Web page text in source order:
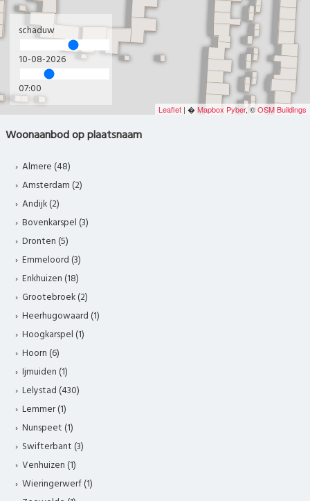
Leaflet | �Mapbox Pyber, ©OSM Buildings
schaduw
10-08-2026
07:00
Woonaanbod op plaatsnaam
Almere (48)
Amsterdam (2)
Andijk (2)
Bovenkarspel (3)
Dronten (5)
Emmeloord (3)
Enkhuizen (18)
Grootebroek (2)
Heerhugowaard (1)
Hoogkarspel (1)
Hoorn (6)
Ijmuiden (1)
Lelystad (430)
Lemmer (1)
Nunspeet (1)
Swifterbant (3)
Venhuizen (1)
Wieringerwerf (1)